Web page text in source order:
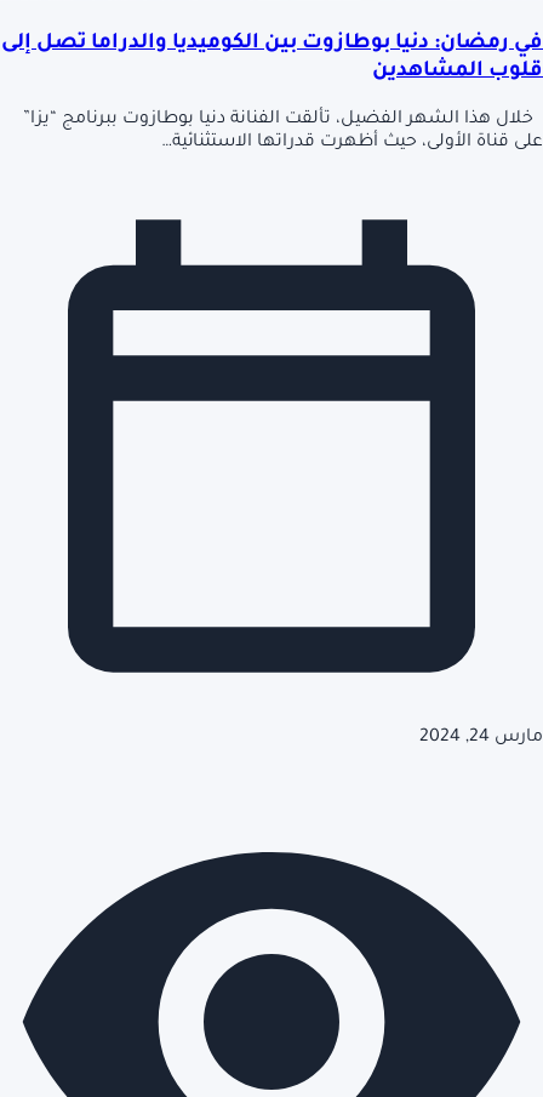
في رمضان: دنيا بوطازوت بين الكوميديا والدراما تصل إلى
قلوب المشاهدين
خلال هذا الشهر الفضيل، تألقت الفنانة دنيا بوطازوت ببرنامج “يزا”
على قناة الأولى، حيث أظهرت قدراتها الاستثنائية…
مارس 24, 2024